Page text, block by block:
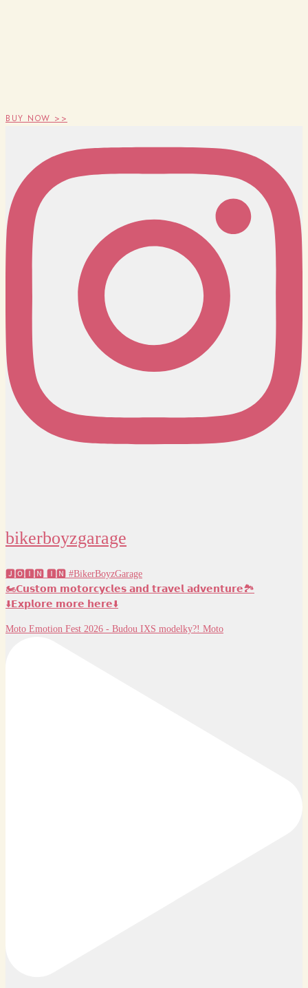
BUY NOW >>
bikerboyzgarage
🅹🅾🅸🅽 🅸🅽 #BikerBoyzGarage
🏍️𝗖𝘂𝘀𝘁𝗼𝗺 𝗺𝗼𝘁𝗼𝗿𝗰𝘆𝗰𝗹𝗲𝘀 𝗮𝗻𝗱 𝘁𝗿𝗮𝘃𝗲𝗹 𝗮𝗱𝘃𝗲𝗻𝘁𝘂𝗿𝗲🏞️
⬇️𝗘𝘅𝗽𝗹𝗼𝗿𝗲 𝗺𝗼𝗿𝗲 𝗵𝗲𝗿𝗲⬇️
Moto Emotion Fest 2026 - Budou IXS modelky?! Moto